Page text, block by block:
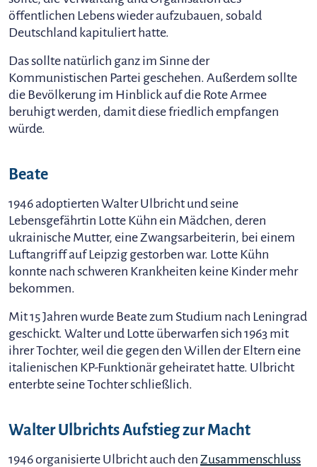
öffentlichen Lebens wieder aufzubauen, sobald
Deutschland kapituliert hatte.
Das sollte natürlich ganz im Sinne der
Kommunistischen Partei geschehen. Außerdem sollte
die Bevölkerung im Hinblick auf die Rote Armee
beruhigt werden, damit diese friedlich empfangen
würde.
Beate
1946 adoptierten Walter Ulbricht und seine
Lebensgefährtin Lotte Kühn ein Mädchen, deren
ukrainische Mutter, eine Zwangsarbeiterin, bei einem
Luftangriff auf Leipzig gestorben war. Lotte Kühn
konnte nach schweren Krankheiten keine Kinder mehr
bekommen.
Mit 15 Jahren wurde Beate zum Studium nach Leningrad
geschickt. Walter und Lotte überwarfen sich 1963 mit
ihrer Tochter, weil die gegen den Willen der Eltern eine
italienischen KP-Funktionär geheiratet hatte. Ulbricht
enterbte seine Tochter schließlich.
Walter Ulbrichts Aufstieg zur Macht
1946 organisierte Ulbricht auch den Zusammenschluss